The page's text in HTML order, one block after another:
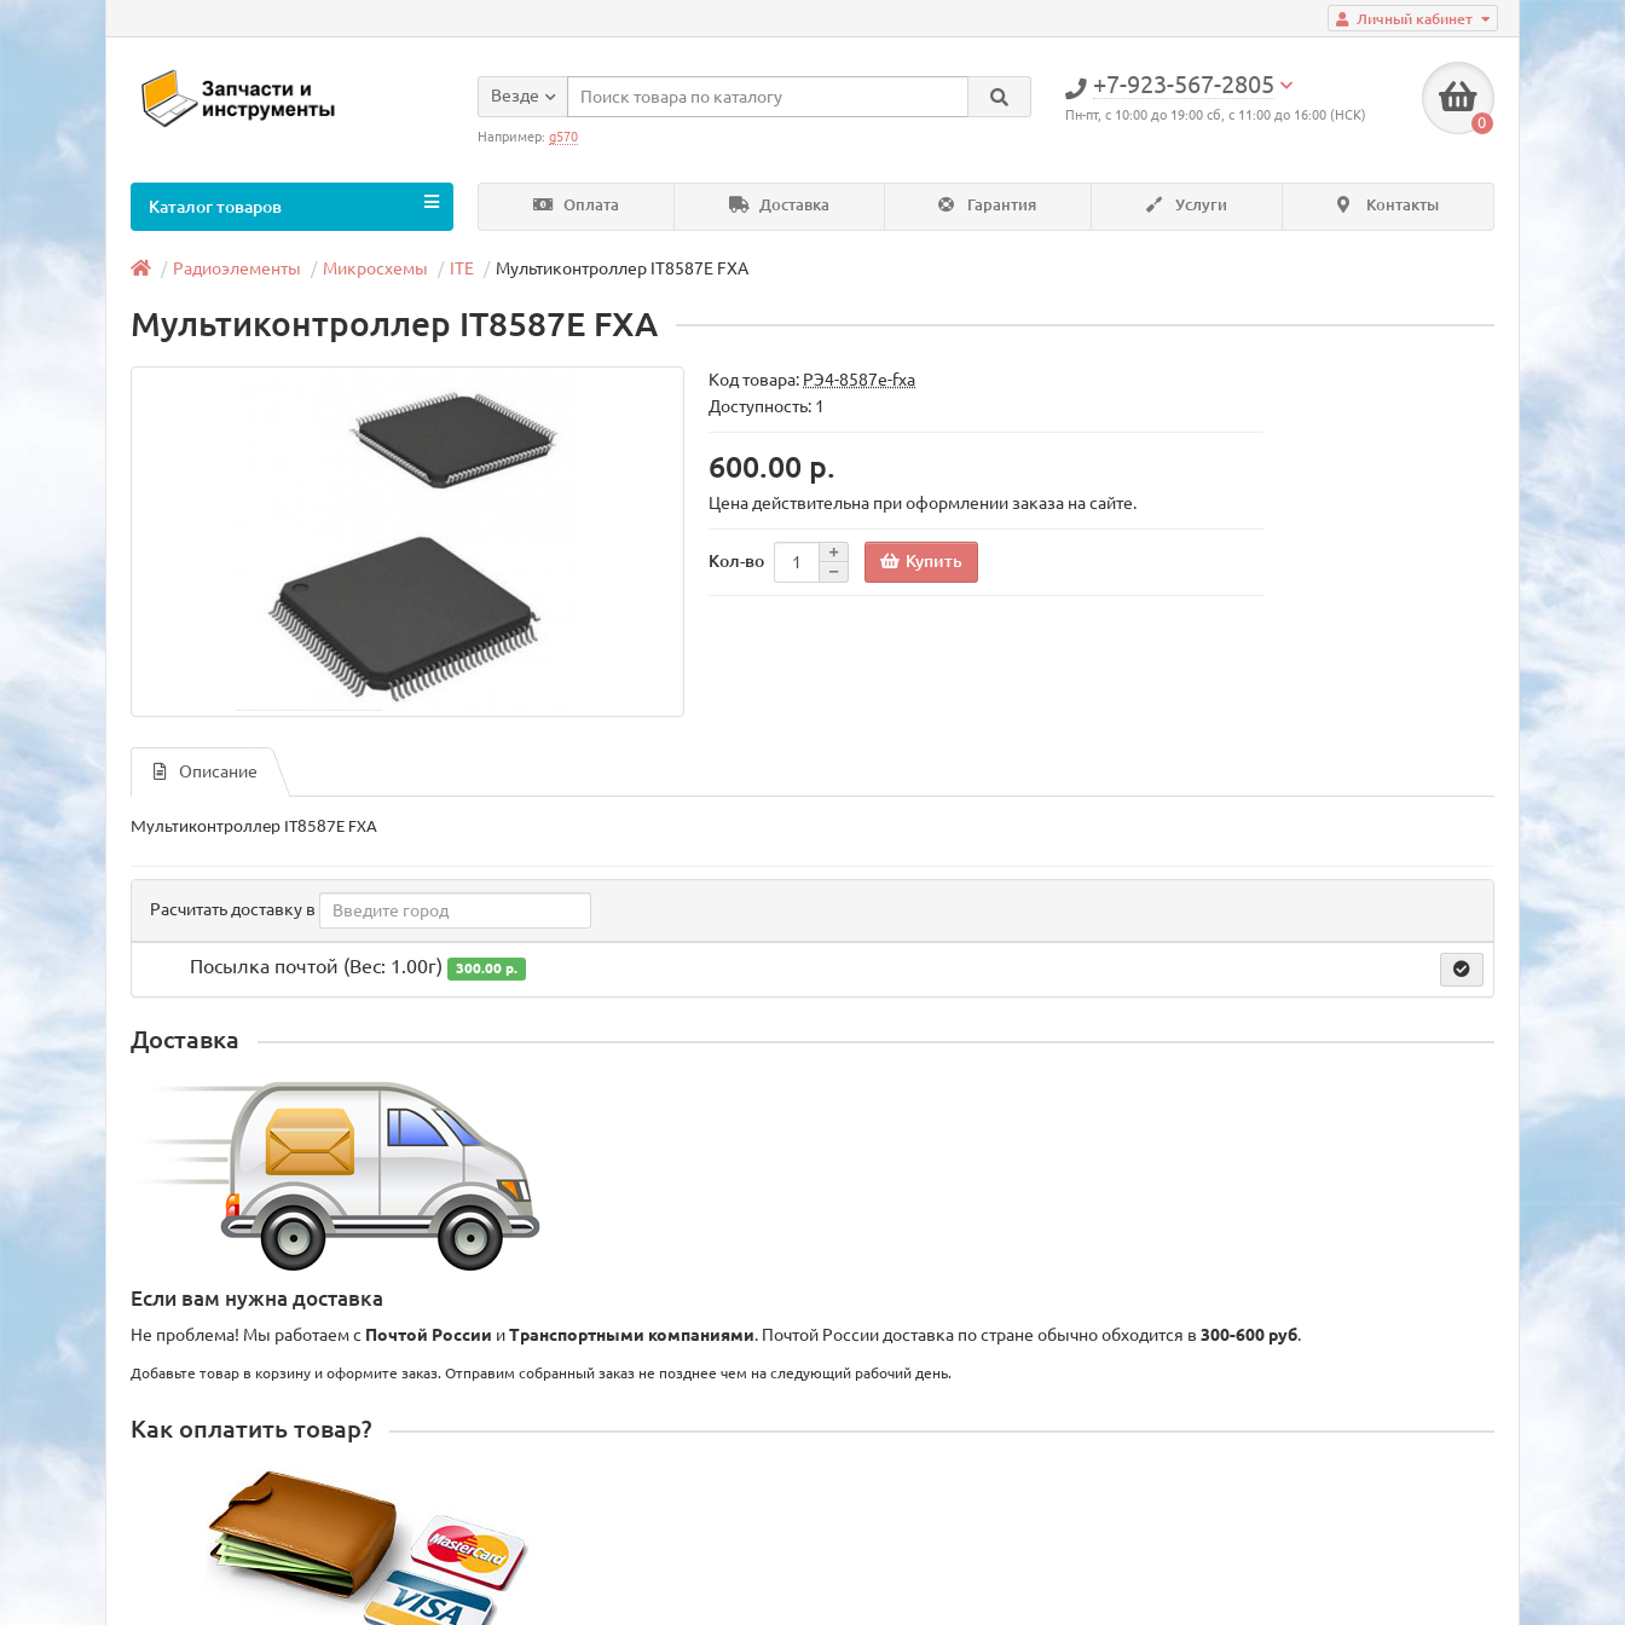
Личный кабинет
+7-923-567-2805
Пн-пт, с 10:00 до 19:00 сб, с 11:00 до 16:00 (НСК) 0
Везде
Например: g570
Оплата Доставка Гарантия Услуги Контакты
Каталог товаров
Радиоэлементы Микросхемы ITE Мультиконтроллер IT8587E FXA
Мультиконтроллер IT8587E FXA
Код товара: РЭ4-8587e-fxa
Доступность: 1
600.00 р.
Цена действительна при оформлении заказа на сайте.
Кол-во Купить
Описание
Мультиконтроллер IT8587E FXA
Расчитать доставку в
Посылка почтой (Вес: 1.00г) 300.00 р.
Доставка
Если вам нужна доставка
Не проблема! Мы работаем с Почтой России иТранспортными компаниями. Почтой России доставка по стране обычно обходится в 300-600 руб.
Добавьте товар в корзину и оформите заказ. Отправим собранный заказ не позднее чем на следующий рабочий день.
Как оплатить товар?